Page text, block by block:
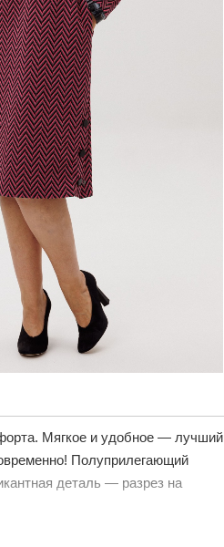
Мягкое и удобное — лучший
Полуприлегающий
деталь — разрез на